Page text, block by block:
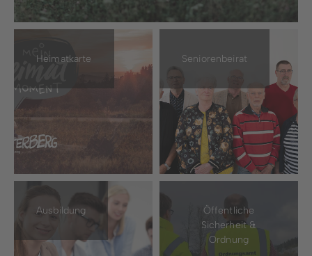
Heimatkarte Seniorenbeirat
Ausbildung
Öffentliche
Sicherheit &
Ordnung